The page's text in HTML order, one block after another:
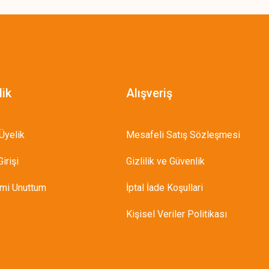
Unuttum
Alışveriş
Mesafeli Satış Sözleşmesi
Gizlilik ve Güvenlik
İptal İade Koşullari
Kişisel Veriler Politikası